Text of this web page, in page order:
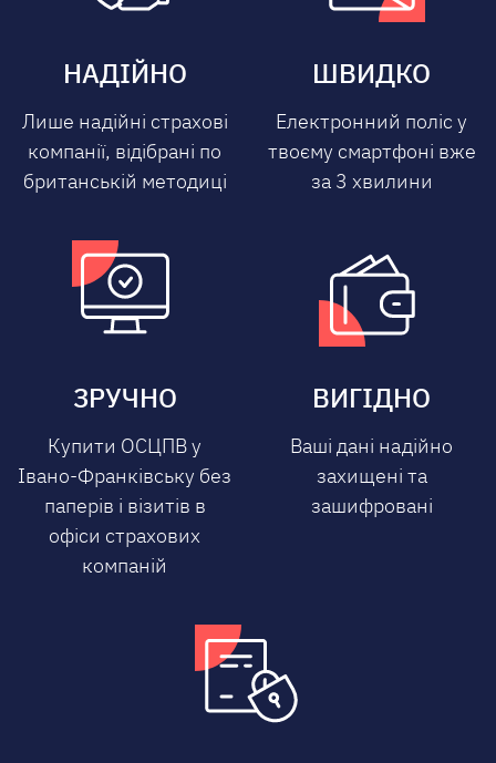
НАДІЙНО
Лише надійні страхові
компанії, відібрані по
британській методиці
ШВИДКО
Електронний поліс у
твоєму смартфоні вже
за 3 хвилини
ЗРУЧНО
Купити ОСЦПВ у
Івано-Франківську без
паперів і візитів в
офіси страхових
компаній
ВИГІДНО
Ваші дані надійно
захищені та
зашифровані